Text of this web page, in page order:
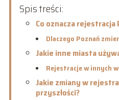
Spis treści:
Co oznacza rejestracja
Dlaczego Poznań
Jakie inne miasta
Rejestracje w innych
Jakie zmiany w
przyszłości?